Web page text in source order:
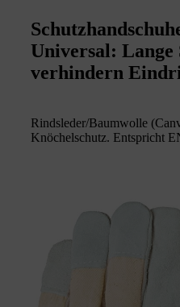
Universal: Lange
verhindern
Rindsleder/Baumwolle
Knöchelschutz. Entspricht